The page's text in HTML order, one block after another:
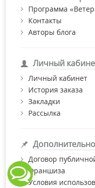
Программа
Контакты
Авторы блога
Личный
Личный кабинет
История заказа
Закладки
Рассылка
Дополнительно
Договор
Франшиза
Условия